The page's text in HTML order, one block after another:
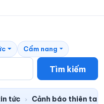
Tìm kiếm
Cẩm nang
tức › Cảnh báo thiên tai